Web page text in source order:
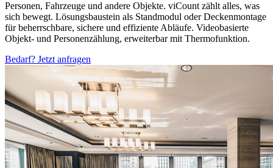
Personen, Fahrzeuge und andere Objekte. viCount zählt alles, was
sich bewegt. Lösungsbaustein als Standmodul oder Deckenmontage
für beherrschbare, sichere und effiziente Abläufe. Videobasierte
Objekt- und Personenzählung, erweiterbar mit Thermofunktion.
Bedarf? Jetzt anfragen